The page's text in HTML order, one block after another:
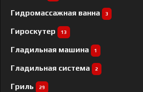
Гидромассажная ванна 3
Гироскутер 13
Гладильная машина 1
Гладильная система 2
Гриль 29